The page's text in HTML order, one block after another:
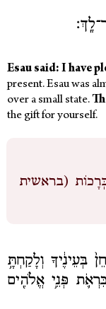
Esau said: I have
present. Esau was
over a small state.
the gift for yourself.
(בראשית
בְּעֵינֶ֔יךָ וְלָקַחְתָּ֥
פְּנֵ֥י אֱלֹהִ֖ים